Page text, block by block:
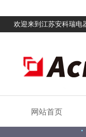
欢迎来到江苏安科瑞电
网站首页